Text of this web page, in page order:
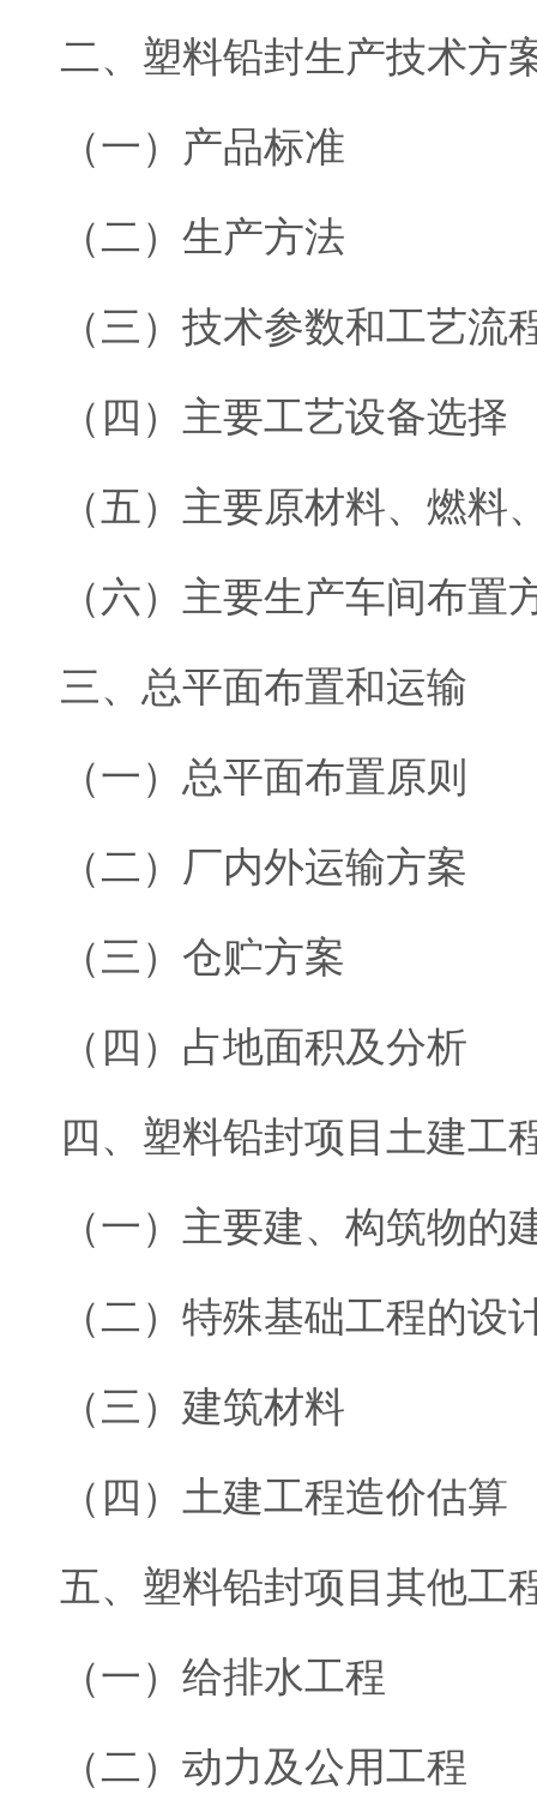
二、塑料铅封生产技术方
（一）产品标准
（二）生产方法
（三）技术参数和工艺流
（四）主要工艺设备选择
（五）主要原材料、燃料
（六）主要生产车间布置
三、总平面布置和运输
（一）总平面布置原则
（二）厂内外运输方案
（三）仓贮方案
（四）占地面积及分析
四、塑料铅封项目土建工
（一）主要建、构筑物的
（二）特殊基础工程的设
（三）建筑材料
（四）土建工程造价估算
五、塑料铅封项目其他工
（一）给排水工程
（二）动力及公用工程